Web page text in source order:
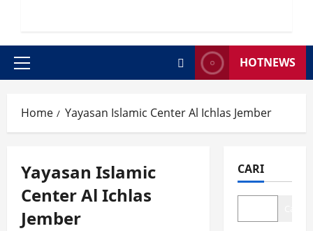
Primary
HOTNEWS
Home Yayasan Islamic Center Al Ichlas Jember
Yayasan Islamic
Center Al Ichlas
Jember
CARI